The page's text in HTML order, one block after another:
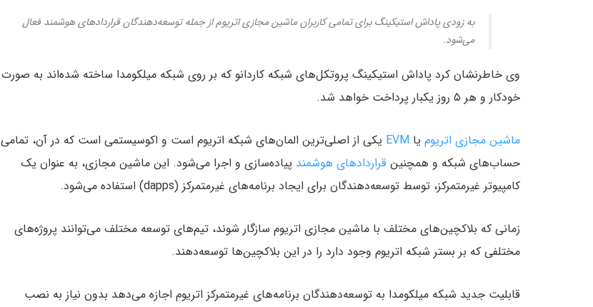
به زودی پاداش استیکینگ برای تمامی کاربران ماشین مجازی اتریوم از جمله توسعه‌دهندگان قراردادهای هوشمند فعال
می‌شود.
وی خاطرنشان کرد پاداش استیکینگ پروتکل‌های شبکه کاردانو که بر روی شبکه میلکومدا ساخته شده‌اند به صورت
خودکار و هر ۵ روز یکبار پرداخت خواهد شد.
ماشین مجازی اتریوم یا EVM یکی از اصلی‌ترین المان‌های شبکه اتریوم است و اکوسیستمی است که در آن، تمامی
حساب‌های شبکه و همچنین قراردادهای هوشمند پیاده‌سازی و اجرا می‌شود. این ماشین مجازی، به عنوان یک
کامپیوتر غیرمتمرکز، توسط توسعه‌دهندگان برای ایجاد برنامه‌های غیرمتمرکز (dapps) استفاده می‌شود.
زمانی که بلاکچین‌های مختلف با ماشین مجازی اتریوم سازگار شوند، تیم‌های توسعه مختلف می‌توانند پروژه‌های
مختلفی که بر بستر شبکه اتریوم وجود دارد را در این بلاکچین‌ها توسعه‌دهند.
قابلیت جدید شبکه میلکومدا به توسعه‌دهندگان برنامه‌های غیرمتمرکز اتریوم اجازه می‌دهد بدون نیاز به نصب